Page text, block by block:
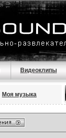
Видеоклипы
Моя музыка